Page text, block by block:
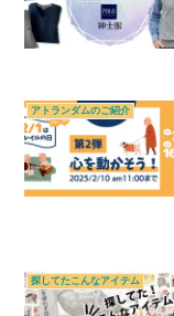
アトランダムのご紹介
探してたこんなアイテム